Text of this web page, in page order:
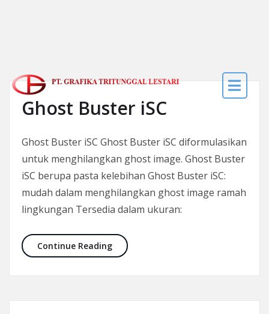
Ghost Buster iSC
Ghost Buster iSC Ghost Buster iSC diformulasikan
untuk menghilangkan ghost image. Ghost Buster
iSC berupa pasta kelebihan Ghost Buster iSC:
mudah dalam menghilangkan ghost image ramah
lingkungan Tersedia dalam ukuran:
Continue ReadingGhost Buster iSC